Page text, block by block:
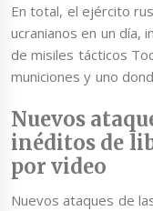
En total, el ejército
ucranianos en un día,
de misiles tácticos
municiones y uno
Nuevos
inéditos de
por video
Nuevos ataques de